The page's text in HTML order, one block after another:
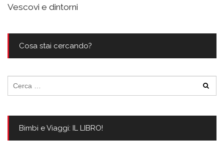
Vescovi e dintorni
Cosa stai cercando?
per:
Bimbi e Viaggi: IL LIBRO!